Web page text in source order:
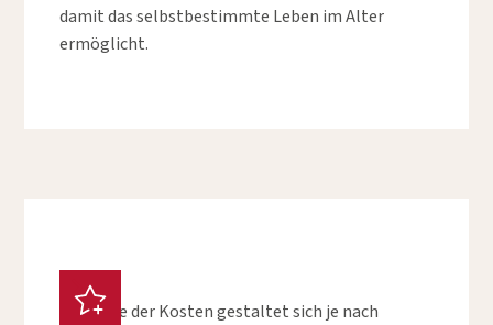
damit das selbstbestimmte Leben im Alter
ermöglicht.
Preise
Die Höhe der Kosten gestaltet sich je nach